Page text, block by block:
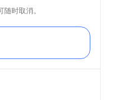
时取消。